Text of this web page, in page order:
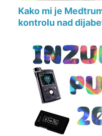
Kako mi je
kontrolu nad